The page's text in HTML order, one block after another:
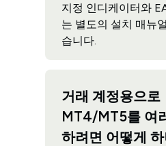
지정 인디케이터와
는 별도의 설치 매뉴
습니다.
거래 계정용으로
MT4/MT5를 여
하려면 어떻게